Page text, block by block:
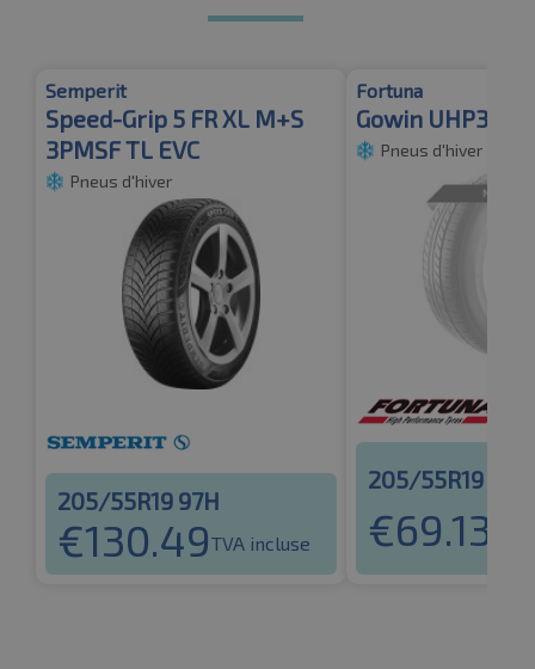
Semperit
Speed-Grip 5 FR XL M+S
3PMSF TL EVC
Pneus d'hiver
205/55R19 97H
€130.49TVA incluse
Fortuna
Gowin UHP3 XL
Pneus d'hiver
205/55R19 97V
€69.13